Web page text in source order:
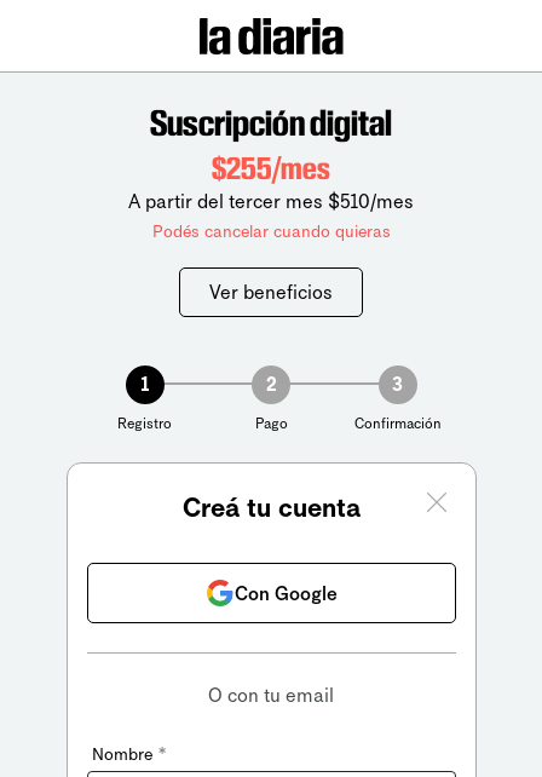
Suscripción digital
$255/mes
A partir del tercer mes $510/mes
Podés cancelar cuando quieras
Ver beneficios
1
Registro
2
Pago
3
Confirmación
Creá tu cuenta
Con Google
O con tu email
Nombre *